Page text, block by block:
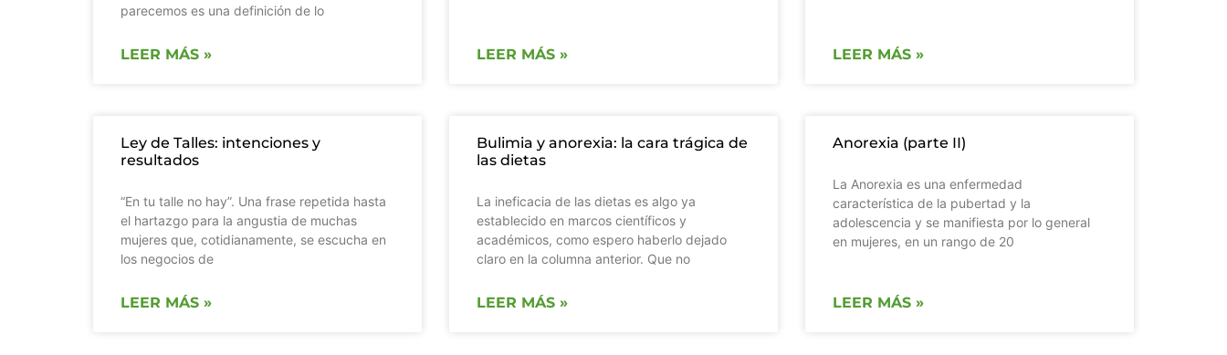
parecemos es una definición de lo
LEER MÁS » LEER MÁS » LEER MÁS »
Ley de Talles: intenciones y
resultados
“En tu talle no hay”. Una frase repetida hasta
el hartazgo para la angustia de muchas
mujeres que, cotidianamente, se escucha en
los negocios de
LEER MÁS »
Bulimia y anorexia: la cara trágica de
las dietas
La ineficacia de las dietas es algo ya
establecido en marcos científicos y
académicos, como espero haberlo dejado
claro en la columna anterior. Que no
LEER MÁS »
Anorexia (parte II)
La Anorexia es una enfermedad
característica de la pubertad y la
adolescencia y se manifiesta por lo general
en mujeres, en un rango de 20
LEER MÁS »